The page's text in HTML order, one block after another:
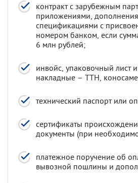
контракт с зарубежным
приложениями,
спецификациями с
номером банком, если
6 млн рублей;
инвойс, упаковочный лист
накладные – ТТН,
технический паспорт или
сертификаты
документы (при
платежное поручение об
вывозной пошлины и